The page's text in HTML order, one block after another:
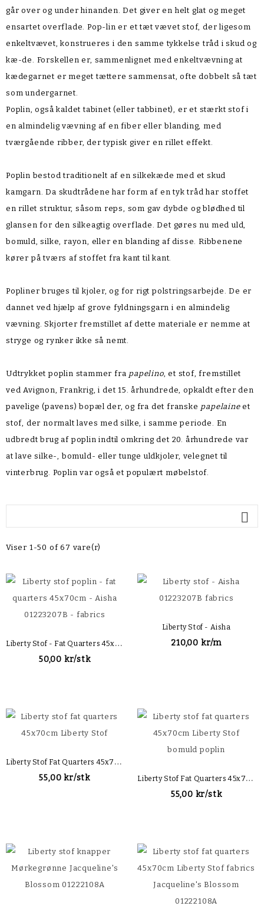
går over og under hinanden. Det giver en helt glat og meget
ensartet overflade. Pop-lin er et tæt vævet stof, der ligesom
enkeltvævet, konstrueres i den samme tykkelse tråd i skud og
kæ-de. Forskellen er, sammenlignet med enkeltvævning at
kædegarnet er meget tættere sammensat, ofte dobbelt så tæt
som undergarnet.
Poplin, også kaldet tabinet (eller tabbinet), er et stærkt stof i
en almindelig vævning af en fiber eller blanding, med
tværgående ribber, der typisk giver en rillet effekt.
Poplin bestod traditionelt af en silkekæde med et skud
kamgarn. Da skudtrådene har form af en tyk tråd har stoffet
en rillet struktur, såsom reps, som gav dybde og blødhed til
glansen for den silkeagtig overflade. Det gøres nu med uld,
bomuld, silke, rayon, eller en blanding af disse. Ribbenene
kører på tværs af stoffet fra kant til kant.
Popliner bruges til kjoler, og for rigt polstringsarbejde. De er
dannet ved hjælp af grove fyldningsgarn i en almindelig
vævning. Skjorter fremstillet af dette materiale er nemme at
stryge og rynker ikke så nemt.
Udtrykket poplin stammer fra papelino, et stof, fremstillet
ved Avignon, Frankrig, i det 15. århundrede, opkaldt efter den
pavelige (pavens) bopæl der, og fra det franske papelaineet
stof, der normalt laves med silke, i samme periode. En
udbredt brug af poplin indtil omkring det 20. århundrede var
at lave silke-, bomuld- eller tunge uldkjoler, velegnet til
vinterbrug. Poplin var også et populært møbelstof.

Viser 1-50 of 67 vare(r)
L
Iberty Stof - Fat Quarters 45x70cm - Aisha 01223207B
50,00 kr/stk
Liberty Stof - Aisha
210,00 kr/m
L
Iberty Stof Fat Quarters 45x70cm Liberty Stof
55,00 kr/stk L
Iberty Stof Fat Quarters 45x70cm Liberty Stof
55,00 kr/stk